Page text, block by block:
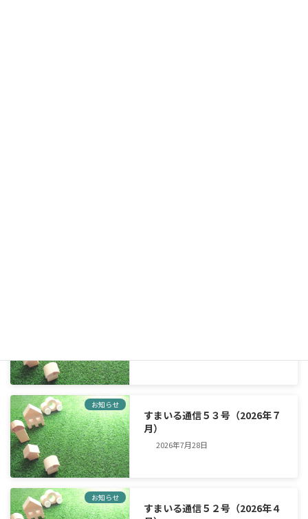
お知らせ
すまいる通信５３号（2026年７
月）
2026年7月28日
お知らせ
すまいる通信５２号（2026年４